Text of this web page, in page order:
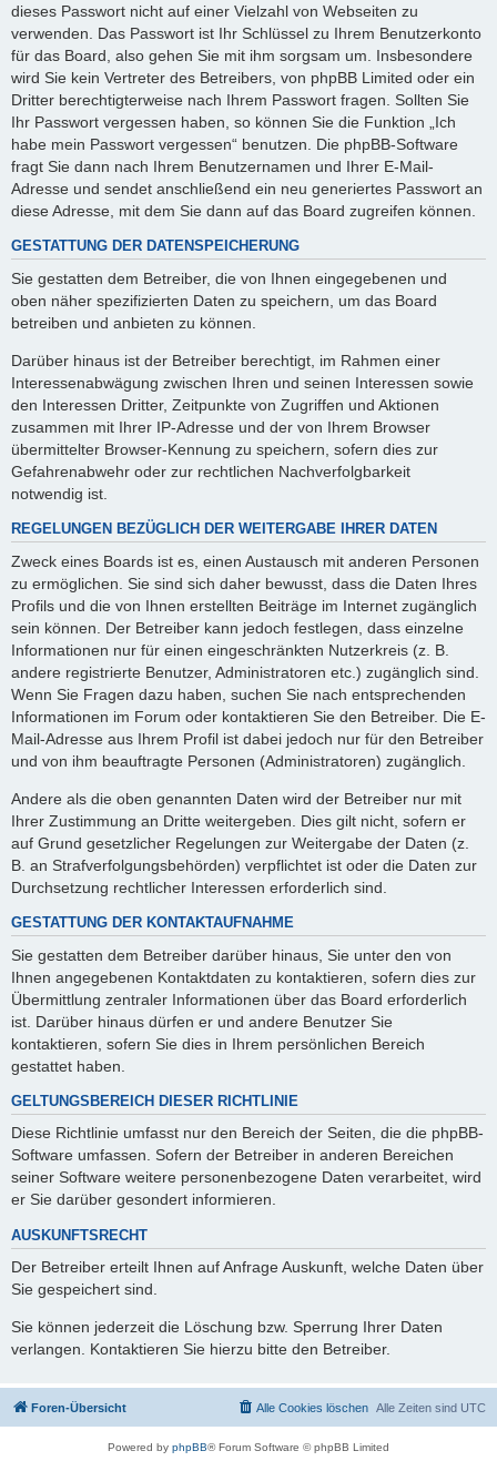
dieses Passwort nicht auf einer Vielzahl von Webseiten zu
verwenden. Das Passwort ist Ihr Schlüssel zu Ihrem Benutzerkonto
für das Board, also gehen Sie mit ihm sorgsam um. Insbesondere
wird Sie kein Vertreter des Betreibers, von phpBB Limited oder ein
Dritter berechtigterweise nach Ihrem Passwort fragen. Sollten Sie
Ihr Passwort vergessen haben, so können Sie die Funktion „Ich
habe mein Passwort vergessen“ benutzen. Die phpBB-Software
fragt Sie dann nach Ihrem Benutzernamen und Ihrer E-Mail-
Adresse und sendet anschließend ein neu generiertes Passwort an
diese Adresse, mit dem Sie dann auf das Board zugreifen können.
GESTATTUNG DER DATENSPEICHERUNG
Sie gestatten dem Betreiber, die von Ihnen eingegebenen und
oben näher spezifizierten Daten zu speichern, um das Board
betreiben und anbieten zu können.
Darüber hinaus ist der Betreiber berechtigt, im Rahmen einer
Interessenabwägung zwischen Ihren und seinen Interessen sowie
den Interessen Dritter, Zeitpunkte von Zugriffen und Aktionen
zusammen mit Ihrer IP-Adresse und der von Ihrem Browser
übermittelter Browser-Kennung zu speichern, sofern dies zur
Gefahrenabwehr oder zur rechtlichen Nachverfolgbarkeit
notwendig ist.
REGELUNGEN BEZÜGLICH DER WEITERGABE IHRER DATEN
Zweck eines Boards ist es, einen Austausch mit anderen Personen
zu ermöglichen. Sie sind sich daher bewusst, dass die Daten Ihres
Profils und die von Ihnen erstellten Beiträge im Internet zugänglich
sein können. Der Betreiber kann jedoch festlegen, dass einzelne
Informationen nur für einen eingeschränkten Nutzerkreis (z. B.
andere registrierte Benutzer, Administratoren etc.) zugänglich sind.
Wenn Sie Fragen dazu haben, suchen Sie nach entsprechenden
Informationen im Forum oder kontaktieren Sie den Betreiber. Die E-
Mail-Adresse aus Ihrem Profil ist dabei jedoch nur für den Betreiber
und von ihm beauftragte Personen (Administratoren) zugänglich.
Andere als die oben genannten Daten wird der Betreiber nur mit
Ihrer Zustimmung an Dritte weitergeben. Dies gilt nicht, sofern er
auf Grund gesetzlicher Regelungen zur Weitergabe der Daten (z.
B. an Strafverfolgungsbehörden) verpflichtet ist oder die Daten zur
Durchsetzung rechtlicher Interessen erforderlich sind.
GESTATTUNG DER KONTAKTAUFNAHME
Sie gestatten dem Betreiber darüber hinaus, Sie unter den von
Ihnen angegebenen Kontaktdaten zu kontaktieren, sofern dies zur
Übermittlung zentraler Informationen über das Board erforderlich
ist. Darüber hinaus dürfen er und andere Benutzer Sie
kontaktieren, sofern Sie dies in Ihrem persönlichen Bereich
gestattet haben.
GELTUNGSBEREICH DIESER RICHTLINIE
Diese Richtlinie umfasst nur den Bereich der Seiten, die die phpBB-
Software umfassen. Sofern der Betreiber in anderen Bereichen
seiner Software weitere personenbezogene Daten verarbeitet, wird
er Sie darüber gesondert informieren.
AUSKUNFTSRECHT
Der Betreiber erteilt Ihnen auf Anfrage Auskunft, welche Daten über
Sie gespeichert sind.
Sie können jederzeit die Löschung bzw. Sperrung Ihrer Daten
verlangen. Kontaktieren Sie hierzu bitte den Betreiber.
Foren-Übersicht Alle Zeiten sind UTC
Alle Cookies löschen
Powered by phpBB® Forum Software © phpBB Limited